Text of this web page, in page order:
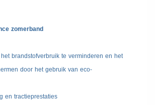
zomerband
brandstofverbruik te verminderen en het
door het gebruik van eco-
en tractieprestaties